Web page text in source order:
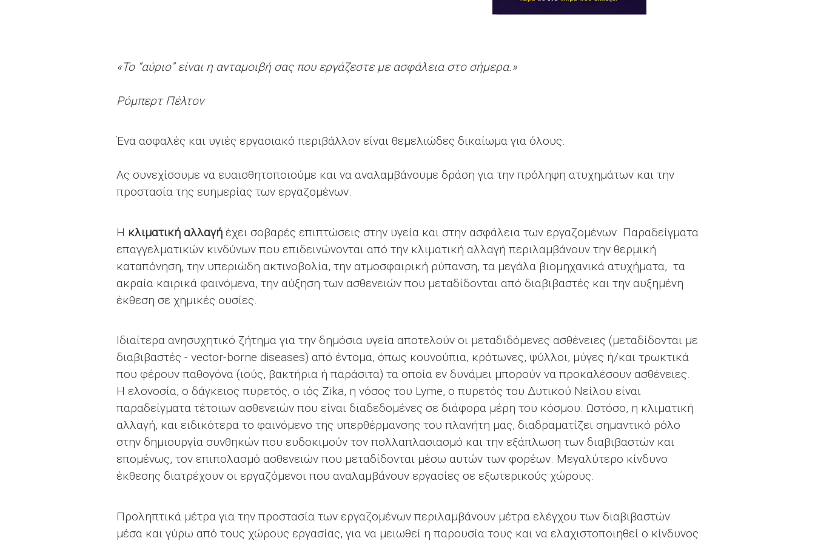
«To “αύριο” είναι η ανταμοιβή σας που εργάζεστε με ασφάλεια στο σήμερα.»
Ρόμπερτ Πέλτον
Ένα ασφαλές και υγιές εργασιακό περιβάλλον είναι θεμελιώδες δικαίωμα για όλους.
Ας συνεχίσουμε να ευαισθητοποιούμε και να αναλαμβάνουμε δράση για την πρόληψη ατυχημάτων και την
προστασία της ευημερίας των εργαζομένων.
Η κλιματική αλλαγήέχει σοβαρές επιπτώσεις στην υγεία και στην ασφάλεια των εργαζομένων. Παραδείγματα
επαγγελματικών κινδύνων που επιδεινώνονται από την κλιματική αλλαγή περιλαμβάνουν την θερμική
καταπόνηση, την υπεριώδη ακτινοβολία, την ατμοσφαιρική ρύπανση, τα μεγάλα βιομηχανικά ατυχήματα, τα
ακραία καιρικά φαινόμενα, την αύξηση των ασθενειών που μεταδίδονται από διαβιβαστές και την αυξημένη
έκθεση σε χημικές ουσίες.
Ιδιαίτερα ανησυχητικό ζήτημα για την δημόσια υγεία αποτελούν οι μεταδιδόμενες ασθένειες (μεταδίδονται με
διαβιβαστές - vector-borne diseases) από έντομα, όπως κουνούπια, κρότωνες, ψύλλοι, μύγες ή/και τρωκτικά
που φέρουν παθογόνα (ιούς, βακτήρια ή παράσιτα) τα οποία εν δυνάμει μπορούν να προκαλέσουν ασθένειες.
Η ελονοσία, ο δάγκειος πυρετός, ο ιός Zika, η νόσος του Lyme, o πυρετός του Δυτικού Νείλου είναι
παραδείγματα τέτοιων ασθενειών που είναι διαδεδομένες σε διάφορα μέρη του κόσμου. Ωστόσο, η κλιματική
αλλαγή, και ειδικότερα το φαινόμενο της υπερθέρμανσης του πλανήτη μας, διαδραματίζει σημαντικό ρόλο
στην δημιουργία συνθηκών που ευδοκιμούν τον πολλαπλασιασμό και την εξάπλωση των διαβιβαστών και
επομένως, τον επιπολασμό ασθενειών που μεταδίδονται μέσω αυτών των φορέων. Μεγαλύτερο κίνδυνο
έκθεσης διατρέχουν οι εργαζόμενοι που αναλαμβάνουν εργασίες σε εξωτερικούς χώρους.
Προληπτικά μέτρα για την προστασία των εργαζομένων περιλαμβάνουν μέτρα ελέγχου των διαβιβαστών
μέσα και γύρω από τους χώρους εργασίας, για να μειωθεί η παρουσία τους και να ελαχιστοποιηθεί ο κίνδυνος